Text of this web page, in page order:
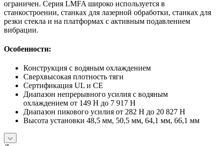
ограничен. Серия LMFA широко используется в
станкостроении, станках для лазерной обработки, станках для
резки стекла и на платформах с активным подавлением
вибрации.
Особенности:
Конструкция с водяным охлаждением
Сверхвысокая плотность тяги
Сертификация UL и CE
Диапазон непрерывного усилия с водяным
охлаждением от 149 Н до 7 917 Н
Диапазон пикового усилия от 282 Н до 20 827 Н
Высота установки 48,5 мм, 50,5 мм, 64,1 мм, 66,1 мм